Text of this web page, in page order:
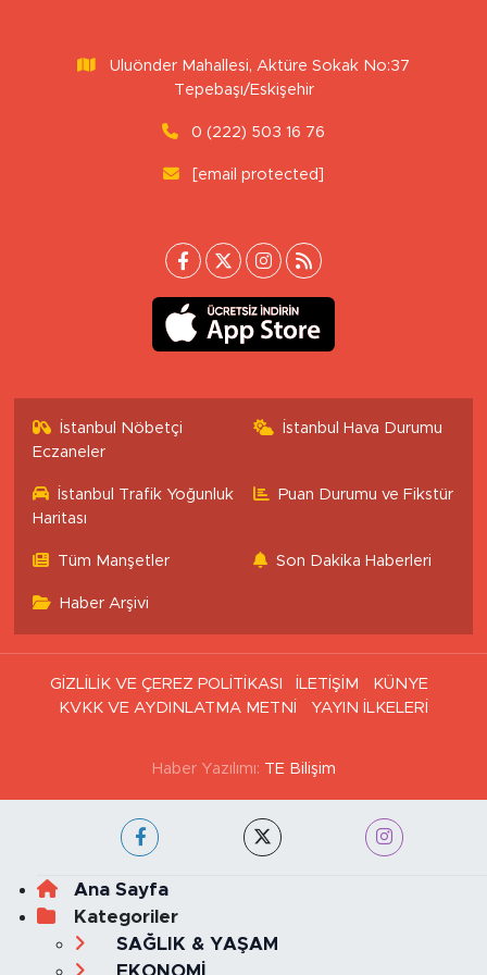
Uluönder Mahallesi, Aktüre Sokak No:37
Tepebaşı/Eskişehir
0 (222) 503 16 76
[email protected]
İstanbul Nöbetçi
Eczaneler
İstanbul Hava Durumu
İstanbul Trafik Yoğunluk
Haritası
Puan Durumu ve Fikstür
Tüm Manşetler Son Dakika Haberleri
Haber Arşivi
GİZLİLİK VE ÇEREZ POLİTİKASI İLETİŞİM
KÜNYE
KVKK VE AYDINLATMA METNİ
YAYIN İLKELERİ
Haber Yazılımı: TE Bilişim
Ana Sayfa
Kategoriler
SAĞLIK & YAŞAM
EKONOMİ